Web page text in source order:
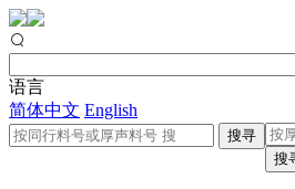
语言
简体中文 English
搜寻
搜